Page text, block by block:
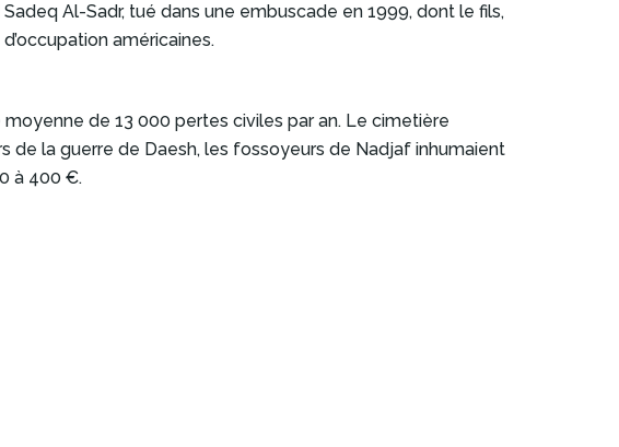
Al-Sadr, tué dans une embuscade en 1999, dont le fils,
américaines.
de 13 000 pertes civiles par an. Le cimetière
de la guerre de Daesh, les fossoyeurs de Nadjaf inhumaient
à 400 €.